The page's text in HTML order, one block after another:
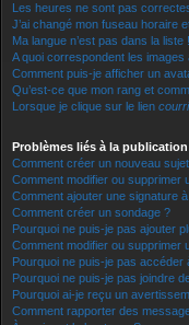
Les heures ne sont pas
J’ai changé mon fuseau horaire
Ma langue n’est pas dans la liste !
A quoi correspondent les images
Comment puis-je afficher un
Qu’est-ce que mon rang et
Lorsque je clique sur le lien
Problèmes liés à la
Comment créer un nouveau
Comment modifier ou supprimer
Comment ajouter une signature
Comment créer un sondage ?
Pourquoi ne puis-je pas ajouter
Comment modifier ou supprimer
Pourquoi ne puis-je pas accéder
Pourquoi ne puis-je pas joindre
Pourquoi ai-je reçu un
Comment rapporter des